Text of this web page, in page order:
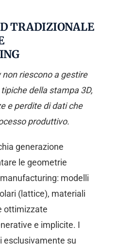
TRADIZIONALE
riescono a gestire
della stampa 3D,
e perdite di dati che
produttivo.
generazione
le geometrie
modelli
(lattice), materiali
ottimizzate
e implicite. I
esclusivamente su